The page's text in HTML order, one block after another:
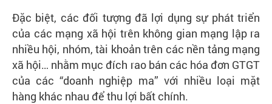
Đặc biệt, các đối tượng đã lợi dụng sự phát triển
của các mạng xã hội trên không gian mạng lập ra
nhiều hội, nhóm, tài khoản trên các nền tảng mạng
xã hội… nhằm mục đích rao bán các hóa đơn GTGT
của các “doanh nghiệp ma” với nhiều loại mặt
hàng khác nhau để thu lợi bất chính.